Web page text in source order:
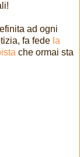
ad ogni
fa fede la
che ormai sta